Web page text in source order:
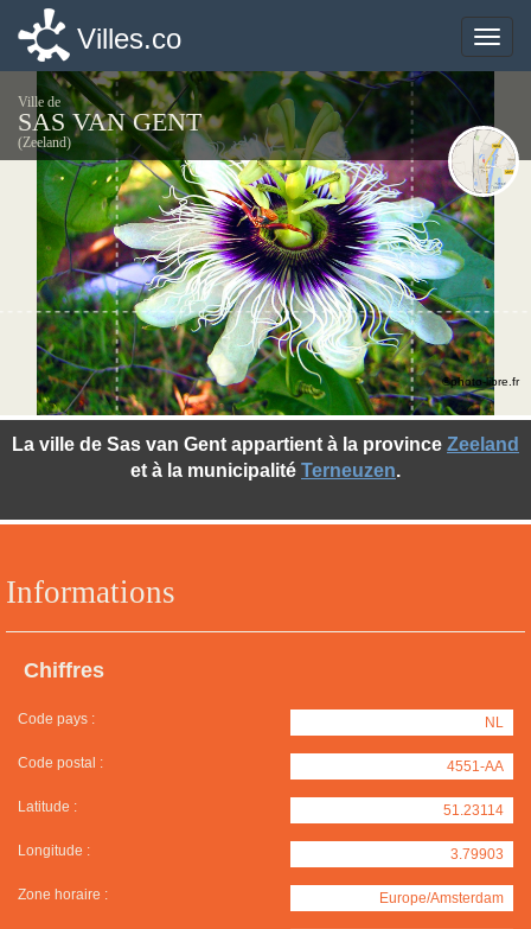
Toggle
Villes.co
Ville de
SAS VAN GENT
(Zeeland)
Informations
Chiffres
Code pays : NL
Code postal : 4551-AA
Latitude : 51.23114
Longitude : 3.79903
Zone horaire : Europe/Amsterdam
La ville de Sas van Gent appartient à la province Zeeland
et à la municipalité Terneuzen.
©photo-libre.fr
Toggle
Villes.co